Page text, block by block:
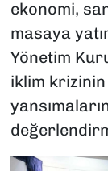
ekonomi,
masaya
Yönetim
iklim